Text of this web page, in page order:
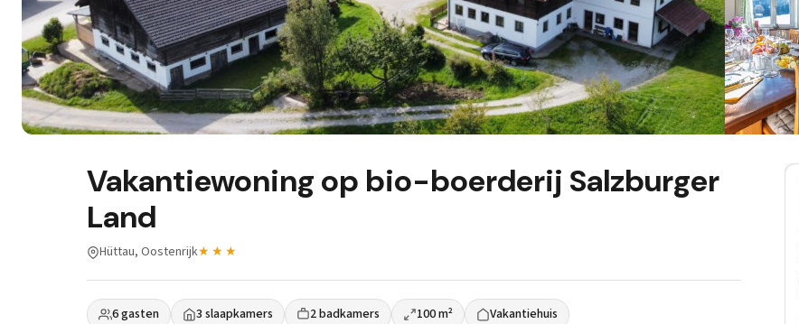
Vakantiewoning op bio-boerderij Salzburger
Land
Hüttau, Oostenrijk★★★
6 gasten 3 slaapkamers 2 badkamers 100 m² Vakantiehuis